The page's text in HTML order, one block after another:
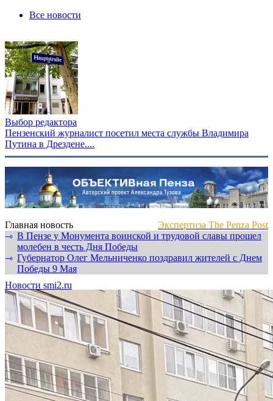
Все новости
Выбор редактора
Пензенский журналист посетил места службы Владимира
Путина в Дрездене....
Главная новость
Экспертиза The Penza Post
⇾ В Пензе у Монумента воинской и трудовой славы прошел
молебен в честь Дня Победы
⇾ Губернатор Олег Мельниченко поздравил жителей с Днем
Победы 9 Мая
Новости smi2.ru